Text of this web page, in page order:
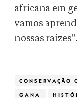
africana em
vamos
nossas raízes".
CONSERVAÇÃO
GANA